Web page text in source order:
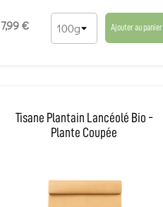
Perte de
cheveux
Draineurs et
anti-cellulite
7,99 € Ajouter au panier
Tisane Plantain Lancéolé Bio -
Plante Coupée